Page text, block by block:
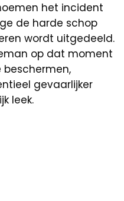
het incident
de harde schop
wordt uitgedeeld.
op dat moment
beschermen,
gevaarlijker
leek.